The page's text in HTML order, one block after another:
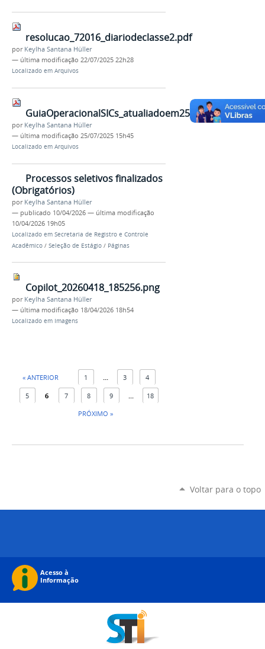
resolucao_72016_diariodeclasse2.pdf
por Keylha Santana Hüller
— última modificação 22/07/2025 22h28
Localizado em Arquivos
GuiaOperacionalSICs_atualiadoem25072025.pdf
por Keylha Santana Hüller
— última modificação 25/07/2025 15h45
Localizado em Arquivos
Processos seletivos finalizados
(Obrigatórios)
por Keylha Santana Hüller
— publicado 10/04/2026 — última modificação
10/04/2026 19h05
Localizado em Secretaria de Registro e Controle
Acadêmico / Seleção de Estágio / Páginas
Copilot_20260418_185256.png
por Keylha Santana Hüller
— última modificação 18/04/2026 18h54
Localizado em Imagens
« ANTERIOR 1 ... 3 4
5 6 7 8 9 ...
18
PRÓXIMO »
Voltar para o topo